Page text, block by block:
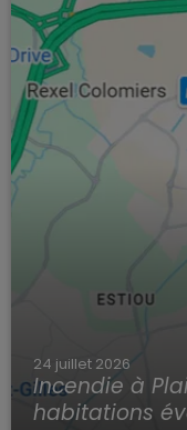
24 juillet 2026
Incendie à
habitations